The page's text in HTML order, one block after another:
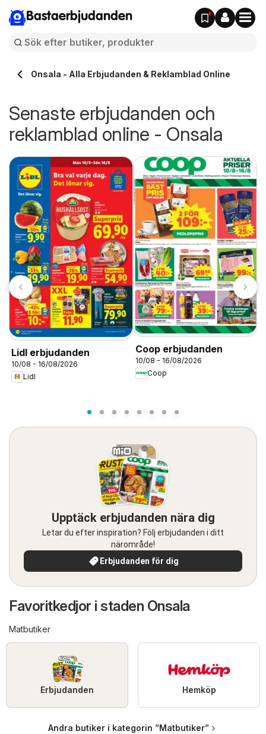
Bastaerbjudanden
Onsala - Alla Erbjudanden & Reklamblad Online
Senaste erbjudanden och
reklamblad online - Onsala
Lidl erbjudanden
10/08 - 16/08/2026
Lidl
Coop erbjudanden
10/08 - 16/08/2026
Coop
Upptäck erbjudanden nära dig
Letar du efter inspiration? Följ erbjudanden i ditt
närområde!
Erbjudanden för dig
Favoritkedjor i staden Onsala
Matbutiker
Erbjudanden Hemköp
Andra butiker i kategorin ”Matbutiker”